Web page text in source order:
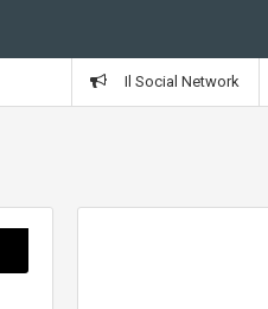
Il Social Network